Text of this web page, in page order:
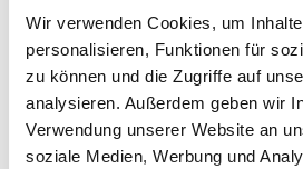
Wir verwenden Cookies, um
personalisieren, Funktionen für
zu können und die Zugriffe auf
analysieren. Außerdem geben wir
Verwendung unserer Website an
soziale Medien, Werbung und
Die Reinigung berufstypischer
Kittel, Amtstracht,
sich steuerlich geltend machen.
wenn dazu die Waschmaschine
genutzt wird, und umfasst
unmittelbar entstandenen Kosten.